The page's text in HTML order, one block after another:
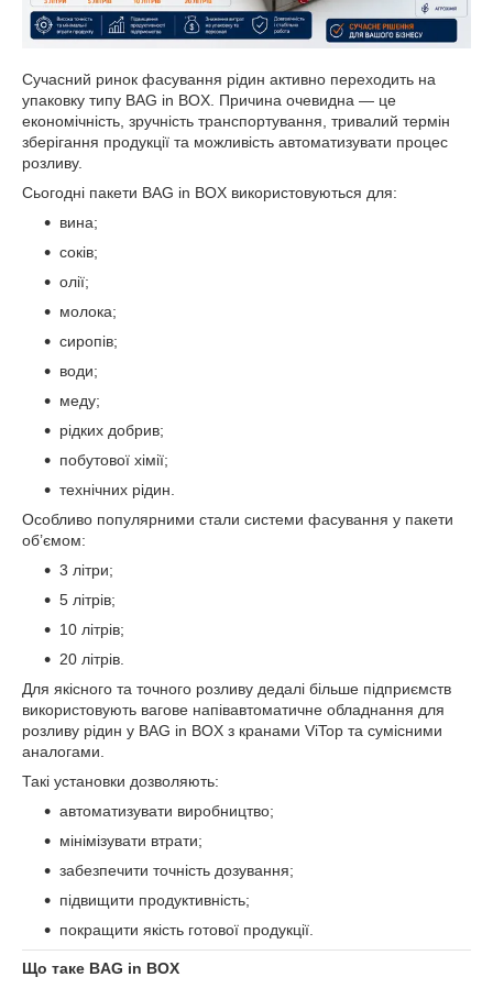
Сучасний ринок фасування рідин активно переходить на
упаковку типу BAG in BOX. Причина очевидна — це
економічність, зручність транспортування, тривалий термін
зберігання продукції та можливість автоматизувати процес
розливу.
Сьогодні пакети BAG in BOX використовуються для:
вина;
соків;
олії;
молока;
сиропів;
води;
меду;
рідких добрив;
побутової хімії;
технічних рідин.
Особливо популярними стали системи фасування у пакети
об’ємом:
3 літри;
5 літрів;
10 літрів;
20 літрів.
Для якісного та точного розливу дедалі більше підприємств
використовують вагове напівавтоматичне обладнання для
розливу рідин у BAG in BOX з кранами ViTop та сумісними
аналогами.
Такі установки дозволяють:
автоматизувати виробництво;
мінімізувати втрати;
забезпечити точність дозування;
підвищити продуктивність;
покращити якість готової продукції.
Що таке BAG in BOX